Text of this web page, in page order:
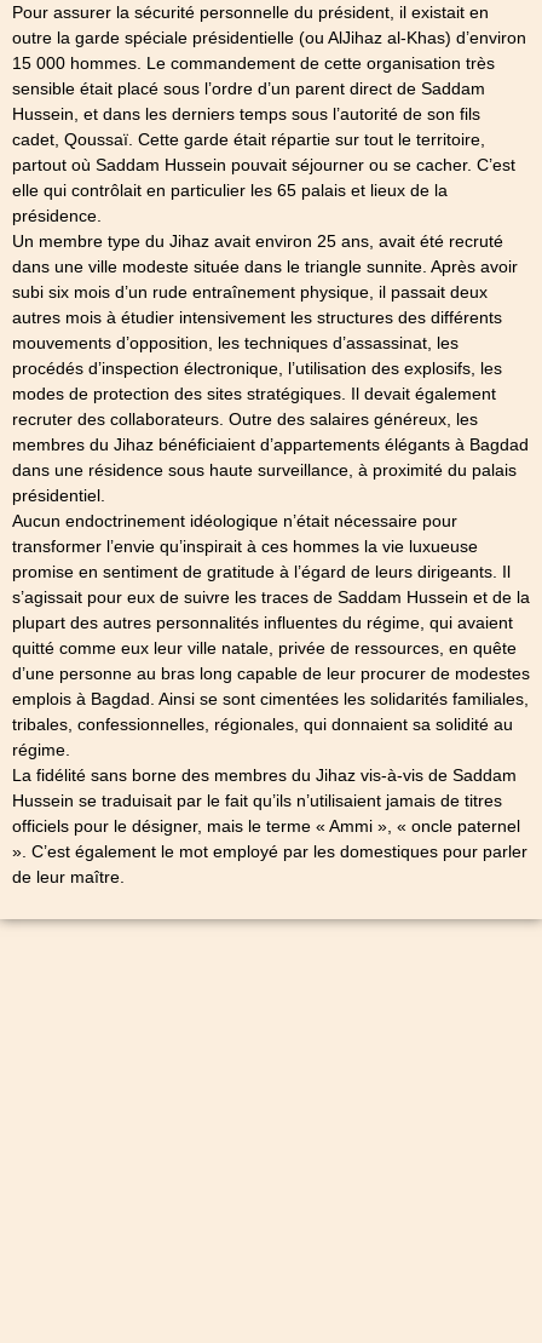
Pour assurer la sécurité personnelle du président, il existait en
outre la garde spéciale présidentielle (ou AlJihaz al-Khas) d’environ
15 000 hommes. Le commandement de cette organisation très
sensible était placé sous l’ordre d’un parent direct de Saddam
Hussein, et dans les derniers temps sous l’autorité de son fils
cadet, Qoussaï. Cette garde était répartie sur tout le territoire,
partout où Saddam Hussein pouvait séjourner ou se cacher. C’est
elle qui contrôlait en particulier les 65 palais et lieux de la
présidence.
Un membre type du Jihaz avait environ 25 ans, avait été recruté
dans une ville modeste située dans le triangle sunnite. Après avoir
subi six mois d’un rude entraînement physique, il passait deux
autres mois à étudier intensivement les structures des différents
mouvements d’opposition, les techniques d’assassinat, les
procédés d’inspection électronique, l’utilisation des explosifs, les
modes de protection des sites stratégiques. Il devait également
recruter des collaborateurs. Outre des salaires généreux, les
membres du Jihaz bénéficiaient d’appartements élégants à Bagdad
dans une résidence sous haute surveillance, à proximité du palais
présidentiel.
Aucun endoctrinement idéologique n’était nécessaire pour
transformer l’envie qu’inspirait à ces hommes la vie luxueuse
promise en sentiment de gratitude à l’égard de leurs dirigeants. Il
s’agissait pour eux de suivre les traces de Saddam Hussein et de la
plupart des autres personnalités influentes du régime, qui avaient
quitté comme eux leur ville natale, privée de ressources, en quête
d’une personne au bras long capable de leur procurer de modestes
emplois à Bagdad. Ainsi se sont cimentées les solidarités familiales,
tribales, confessionnelles, régionales, qui donnaient sa solidité au
régime.
La fidélité sans borne des membres du Jihaz vis-à-vis de Saddam
Hussein se traduisait par le fait qu’ils n’utilisaient jamais de titres
officiels pour le désigner, mais le terme « Ammi », « oncle paternel
». C’est également le mot employé par les domestiques pour parler
de leur maître.